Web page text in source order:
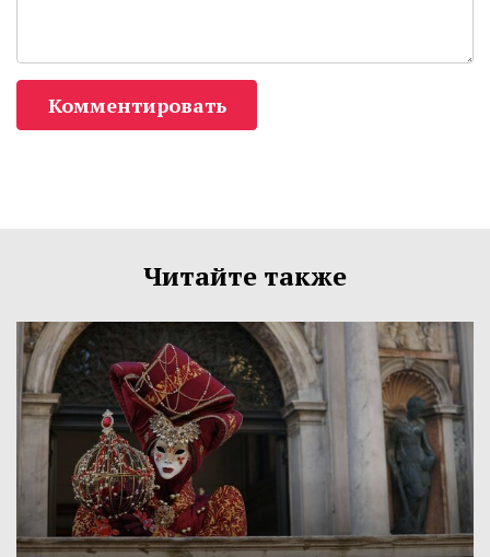
Комментировать
Читайте также